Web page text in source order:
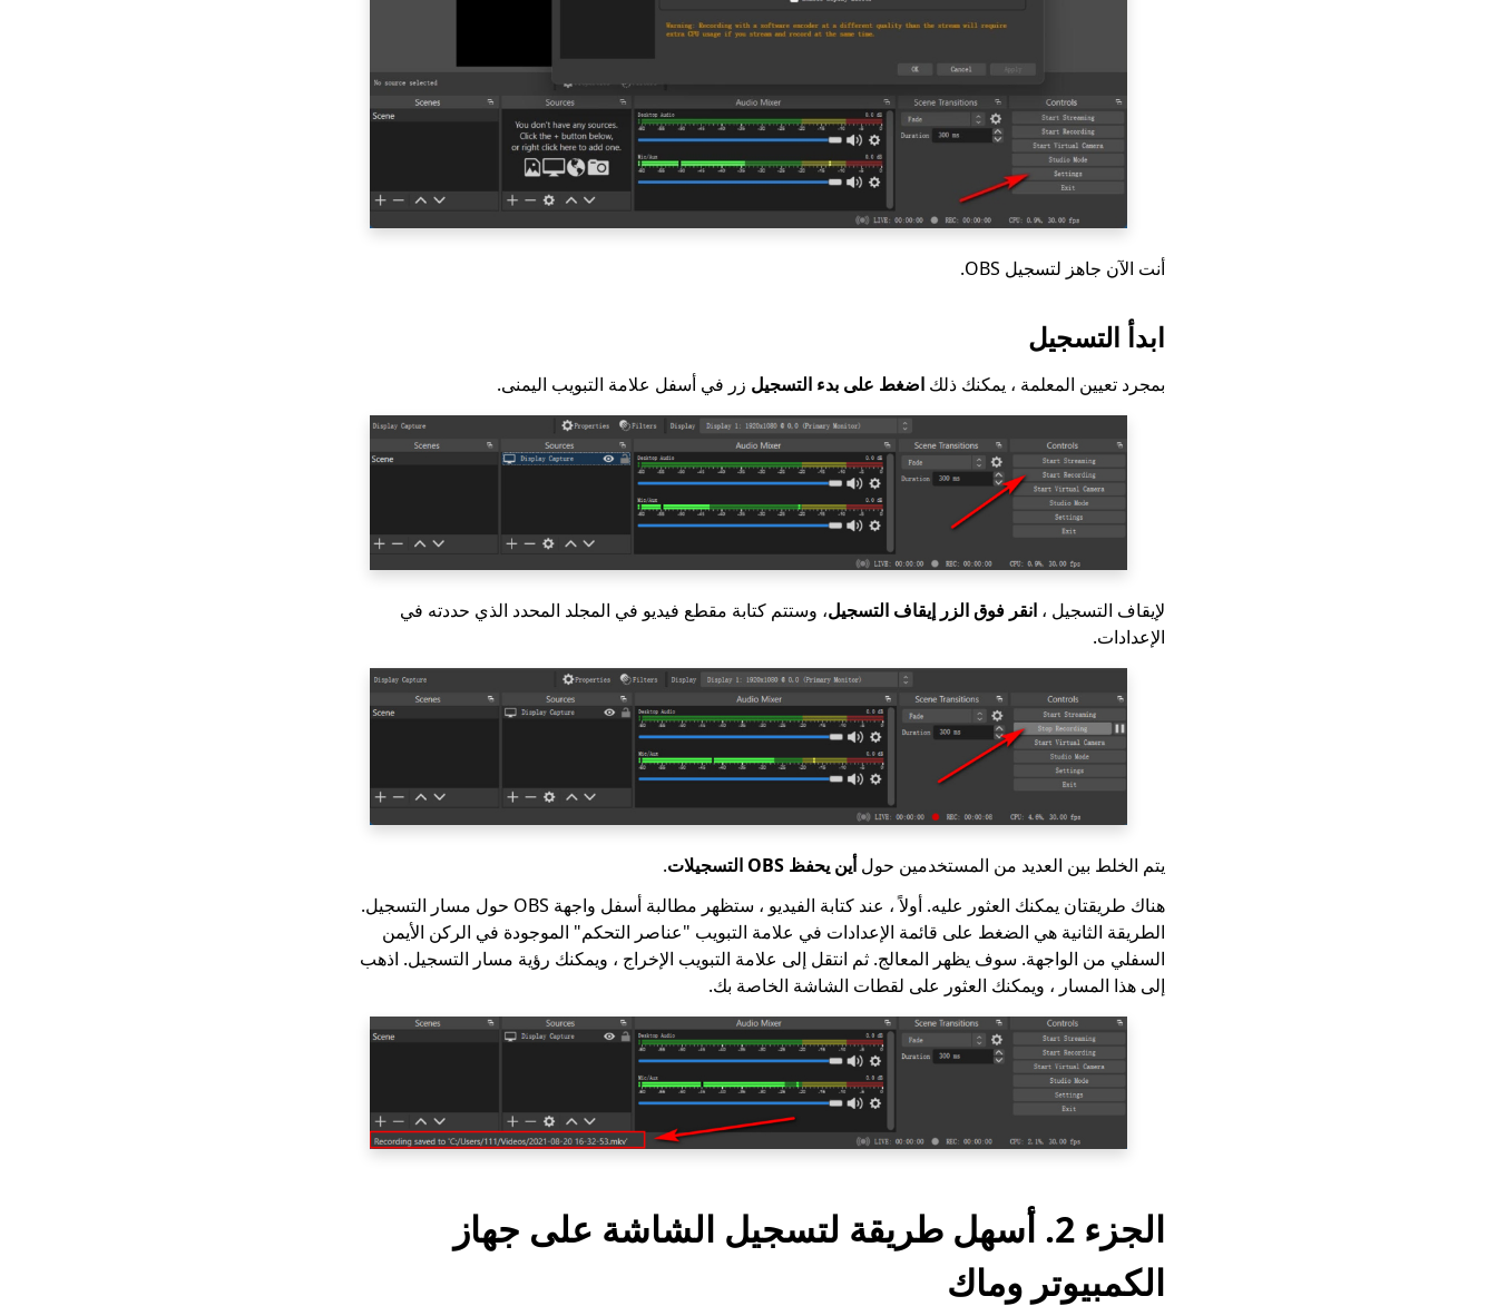
أنت الآن جاهز لتسجيل OBS.
ابدأ التسجيل
بمجرد تعيين المعلمة ، يمكنك ذلك اضغط على بدء التسجيل زر في أسفل علامة التبويب اليمنى.
لإيقاف التسجيل ، انقر فوق الزر إيقاف التسجيل، وستتم كتابة مقطع فيديو في المجلد المحدد الذي حددته في
الإعدادات.
يتم الخلط بين العديد من المستخدمين حولأين يحفظ OBS التسجيلات
.
هناك طريقتان يمكنك العثور عليه. أولاً ، عند كتابة الفيديو ، ستظهر مطالبة أسفل واجهة OBS حول مسار التسجيل.
الطريقة الثانية هي الضغط على قائمة الإعدادات في علامة التبويب "عناصر التحكم" الموجودة في الركن الأيمن
السفلي من الواجهة. سوف يظهر المعالج. ثم انتقل إلى علامة التبويب الإخراج ، ويمكنك رؤية مسار التسجيل. اذهب
إلى هذا المسار ، ويمكنك العثور على لقطات الشاشة الخاصة بك.
الجزء 2. أسهل طريقة لتسجيل الشاشة على جهاز
الكمبيوتر وماك